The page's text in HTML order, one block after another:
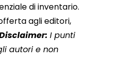
di inventario.
agli editori,
I punti
autori e non